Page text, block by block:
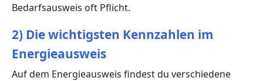
Bedarfsausweis oft Pflicht.
2) Die wichtigsten Kennzahlen im
Energieausweis
Auf dem Energieausweis findest du verschiedene